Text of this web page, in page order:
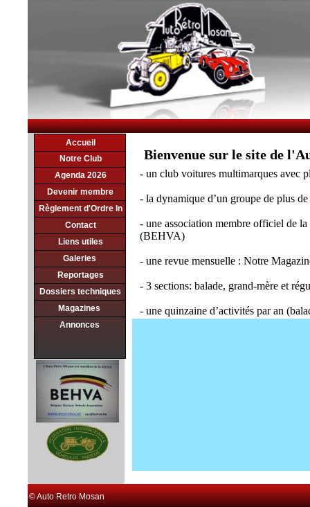
Accueil
Notre Club
Agenda 2026
Devenir membre
Règlement d'Ordre In
Contact
Liens utiles
Galeries
Reportages
Dossiers techniques
Magazines
Annonces
Accueil
Notre Club
Agenda 2019
Devenir membre
Contact
Liens utiles
Galeries
Reportages
Mailing list
Dossiers techniq
Notre Magazine
Petites annonces
- un club voitures multimarques avec
- la dynamique d’un groupe de plus
- une association membre officiel de
(BEHVA)
- une revue mensuelle : Notre
- 3 sections: balade, grand-mère et
- une quinzaine d’activités par an
Bienvenue sur le site de
© Auto Retro Mosan